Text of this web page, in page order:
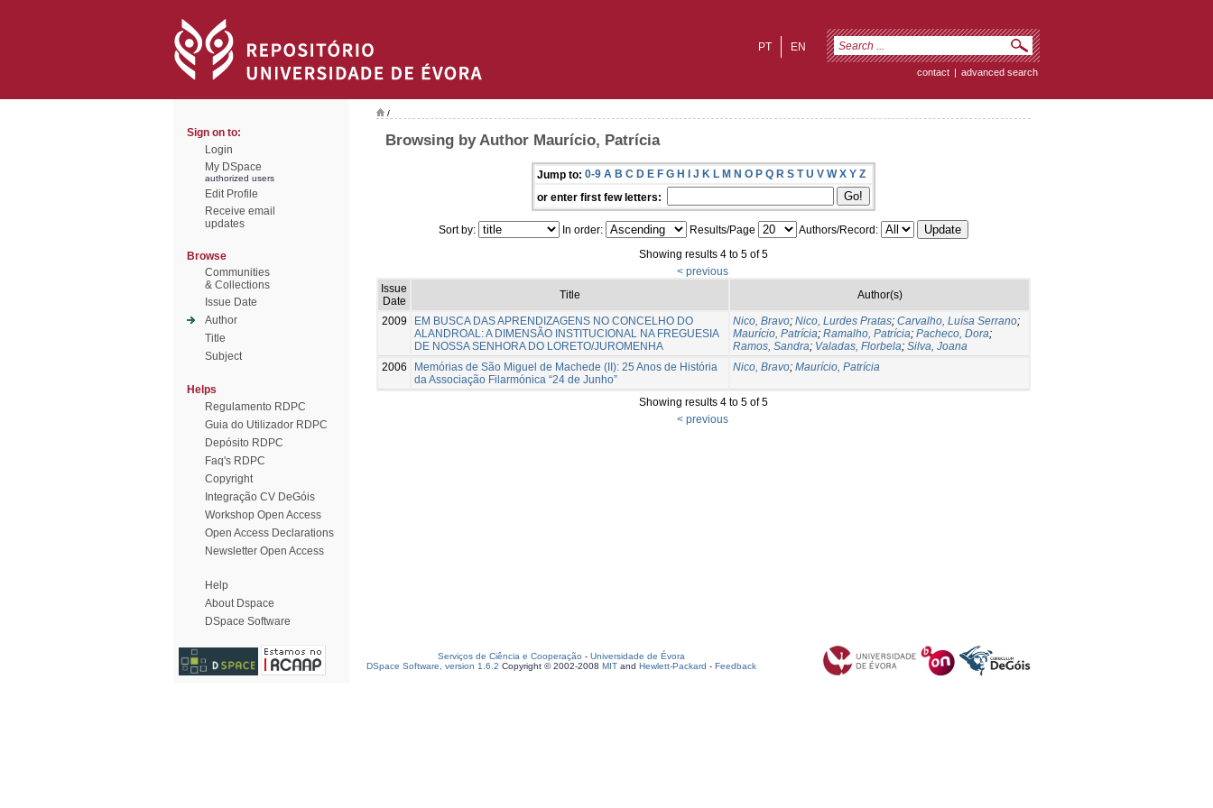
EN
PT
contact | advanced search
Sign on to:
Login
My DSpace
authorized users
Edit Profile
Receive email
updates
Browse
Communities
& Collections
Issue Date
Author
Title
Subject
Helps
Regulamento RDPC
Guia do Utilizador RDPC
Depósito RDPC
Faq's RDPC
Copyright
Integração CV DeGóis
Workshop Open Access
Open Access Declarations
Newsletter Open Access
Help
About Dspace
DSpace Software
/
Browsing by Author Maurício, Patrícia
Jump to: 0-9 A B C D E F G H I J K L M N O P Q R S T U V W X Y Z
or enter first few letters:
Sort by: In order: Results/Page
Authors/Record:
Showing results 4 to 5 of 5
< previous
Issue
Date
Title Author(s)
2009
EM BUSCA DAS APRENDIZAGENS NO CONCELHO DO
ALANDROAL: A DIMENSÃO INSTITUCIONAL NA FREGUESIA
DE NOSSA SENHORA DO LORETO/JUROMENHA
Nico, Bravo; Nico, Lurdes Pratas; Carvalho, Luísa Serrano;
Maurício, Patrícia; Ramalho, Patrícia; Pacheco, Dora;
Ramos, Sandra; Valadas, Florbela; Silva, Joana
2006
Memórias de São Miguel de Machede (II): 25 Anos de História
da Associação Filarmónica “24 de Junho”
Nico, Bravo; Maurício, Patrícia
Showing results 4 to 5 of 5
< previous
Serviços de Ciência e Cooperação - Universidade de Évora
DSpace Software, version 1.6.2 Copyright © 2002-2008 MIT and Hewlett-Packard - Feedback